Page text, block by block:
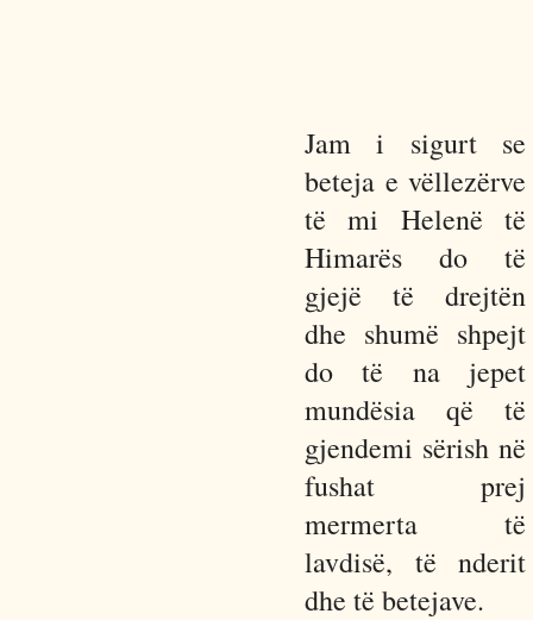
Jam i sigurt se
beteja e vëllezërve
të mi Helenë të
Himarës do të
gjejë të drejtën
dhe shumë shpejt
do të na jepet
mundësia që të
gjendemi sërish në
fushat prej
mermerta të
lavdisë, të nderit
dhe të betejave.